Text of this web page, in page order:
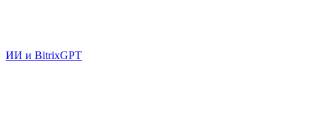
ИИ и BitrixGPT